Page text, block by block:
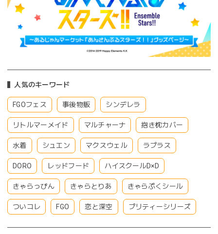
人気のキーワード
FGOフェス 事後物販 シンデレラ
リトルマーメイド マルチャーナ 抱き枕カバー
水着 シュエン マクスウェル ラプラス
DORO レッドフード ハイスクールD×D
きゃらっぴん きゃらとりあ きゃらぷくシール
ついコレ FGO 恋と深空 プリティーシリーズ